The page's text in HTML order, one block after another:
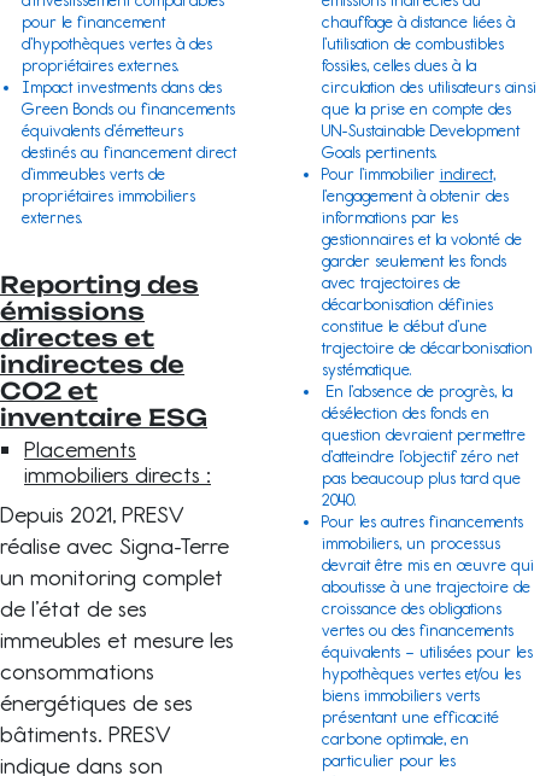
pour le financement
d’hypothèques vertes à des
propriétaires externes.
Impact investments dans des
Green Bonds ou financements
équivalents d’émetteurs
destinés au financement direct
d’immeubles verts de
propriétaires immobiliers
externes.
Reporting des
émissions
directes et
indirectes de
CO2 et
inventaire ESG
Placements
immobiliers directs :
Depuis 2021, PRESV
réalise avec Signa-Terre
un monitoring complet
de l’état de ses
immeubles et mesure les
consommations
énergétiques de ses
bâtiments. PRESV
indique dans son
chauffage à distance liées à
l’utilisation de combustibles
fossiles, celles dues à la
circulation des utilisateurs ainsi
que la prise en compte des
UN-Sustainable Development
Goalspertinents.
Pour l’immobilier indirect,
l’engagement à obtenir des
informations par les
gestionnaires et la volonté de
garder seulement les fonds
avec trajectoires de
décarbonisation définies
constitue le début d’une
trajectoire de décarbonisation
systématique.
En l’absence de progrès, la
désélection des fonds en
question devraient permettre
d’atteindre l’objectif zéro net
pas beaucoup plus tard que
2040.
Pour les autres financements
immobiliers, un processus
devrait être mis en œuvre qui
aboutisse à une trajectoire de
croissance des obligations
vertes ou des financements
équivalents – utilisées pour les
hypothèques vertes et/ou les
biens immobiliers verts
présentant une efficacité
carbone optimale, en
particulier pour les